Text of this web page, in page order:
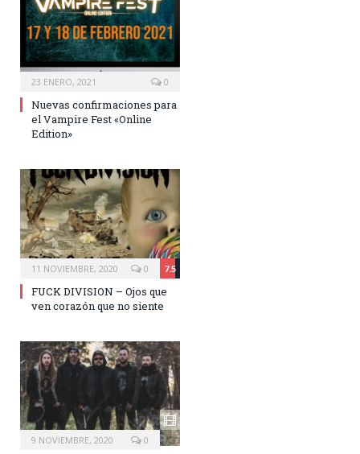
23 ENERO, 2021 0
Nuevas confirmaciones para
el Vampire Fest «Online
Edition»
11 NOVIEMBRE, 2020 7.5
0
FUCK DIVISION – Ojos que
ven corazón que no siente
9 NOVIEMBRE, 2020 0